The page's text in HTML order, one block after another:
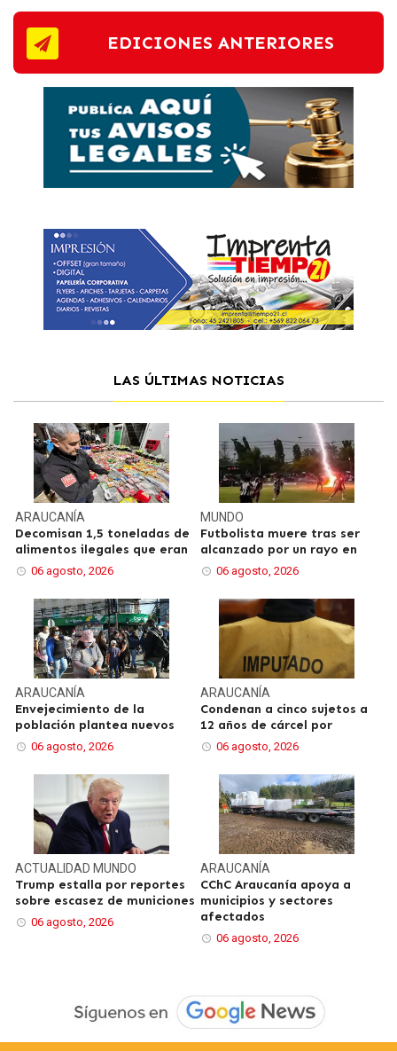
EDICIONES ANTERIORES
LAS ÚLTIMAS NOTICIAS
ARAUCANÍA
Decomisan 1,5 toneladas de
alimentos ilegales que eran
06 agosto, 2026
MUNDO
Futbolista muere tras ser
alcanzado por un rayo en
06 agosto, 2026
ARAUCANÍA
Envejecimiento de la
población plantea nuevos
06 agosto, 2026
ARAUCANÍA
Condenan a cinco sujetos a
12 años de cárcel por
06 agosto, 2026
ACTUALIDAD MUNDO
Trump estalla por reportes
sobre escasez de municiones
06 agosto, 2026
ARAUCANÍA
CChC Araucanía apoya a
municipios y sectores
afectados
06 agosto, 2026